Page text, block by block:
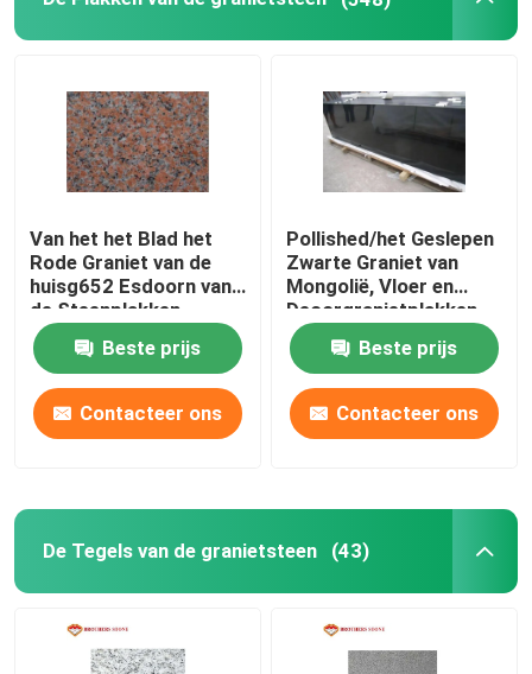
natuursteenopen haarden
de tegels van het glasmozaïek
natuursteenkolommen
Van het het Blad het
Rode Graniet van de
huisg652 Esdoorn van
de Steenplakken
Materiaal van de de
Stralingssteen Lage
Beste prijs
Contacteer ons
Pollished/het Geslepen
Zwarte Graniet van
Mongolië, Vloer en
Decorgranietplakken
Beste prijs
Contacteer ons
De Tegels van de granietsteen (43)